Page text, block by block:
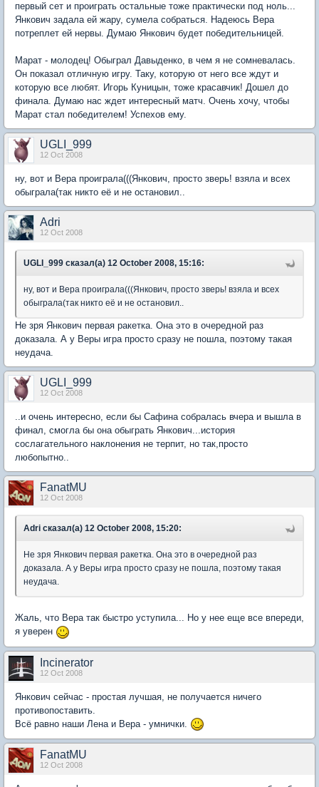
первый сет и проиграть остальные тоже практически под ноль...
Янкович задала ей жару, сумела собраться. Надеюсь Вера
потреплет ей нервы. Думаю Янкович будет победительницей.
Марат - молодец! Обыграл Давыденко, в чем я не сомневалась.
Он показал отличную игру. Таку, которую от него все ждут и
которую все любят. Игорь Куницын, тоже красавчик! Дошел до
финала. Думаю нас ждет интересный матч. Очень хочу, чтобы
Марат стал победителем! Успехов ему.
UGLI_999
12 Oct 2008
ну, вот и Вера проиграла(((Янкович, просто зверь! взяла и всех
обыграла(так никто её и не остановил..
Adri
12 Oct 2008
UGLI_999 сказал(а) 12 October 2008, 15:16:
ну, вот и Вера проиграла(((Янкович, просто зверь! взяла и всех
обыграла(так никто её и не остановил..
Не зря Янкович первая ракетка. Она это в очередной раз
доказала. А у Веры игра просто сразу не пошла, поэтому такая
неудача.
UGLI_999
12 Oct 2008
..и очень интересно, если бы Сафина собралась вчера и вышла в
финал, смогла бы она обыграть Янкович...история
сослагательного наклонения не терпит, но так,просто
любопытно..
FanatMU
12 Oct 2008
Adri сказал(а) 12 October 2008, 15:20:
Не зря Янкович первая ракетка. Она это в очередной раз
доказала. А у Веры игра просто сразу не пошла, поэтому такая
неудача.
Жаль, что Вера так быстро уступила... Но у нее еще все впереди,
я уверен
Incinerator
12 Oct 2008
Янкович сейчас - простая лучшая, не получается ничего
противопоставить.
Всё равно наши Лена и Вера - умнички.
FanatMU
12 Oct 2008